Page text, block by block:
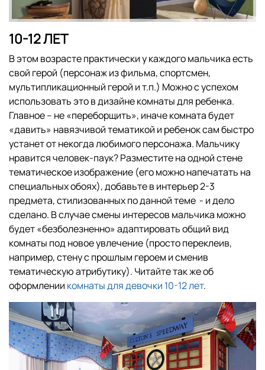
10-12 ЛЕТ
В этом возрасте практически у каждого мальчика есть
свой герой (персонаж из фильма, спортсмен,
мультипликационный герой и т.п.) Можно с успехом
использовать это в дизайне комнаты для ребенка.
Главное – не «переборщить», иначе комната будет
«давить» навязчивой тематикой и ребенок сам быстро
устанет от некогда любимого персонажа. Мальчику
нравится человек-паук? Разместите на одной стене
тематическое изображение (его можно напечатать на
специальных обоях), добавьте в интерьер 2-3
предмета, стилизованных по данной теме - и дело
сделано. В случае смены интересов мальчика можно
будет «безболезненно» адаптировать общий вид
комнаты под новое увлечение (просто переклеив,
например, стену с прошлым героем и сменив
тематическую атрибутику). Читайте так же об
оформлении комнаты для девочки 10-12 лет.